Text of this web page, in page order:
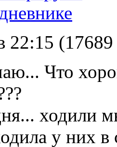
22:15
Что
ходили
у них